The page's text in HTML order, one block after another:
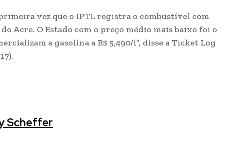
vez que o IPTL registra o combustível com
Acre. O Estado com o preço médio mais baixo foi o
a gasolina a R$ 5,490/l”, disse a Ticket Log
Scheffer